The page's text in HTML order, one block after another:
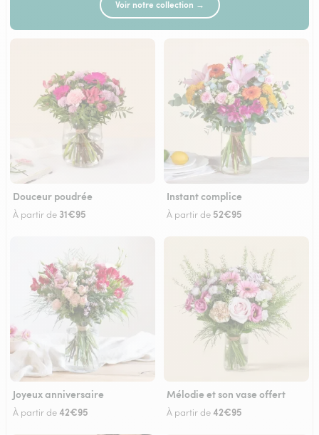
Voir notre collection →
Douceur poudrée
À partir de 31€95
Instant complice
À partir de 52€95
Joyeux anniversaire
À partir de42€95
Mélodie et son vase offert
À partir de42€95